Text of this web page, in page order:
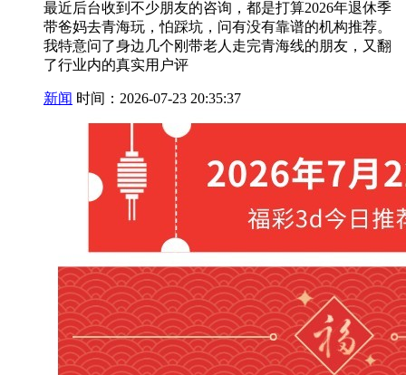
最近后台收到不少朋友的咨询，都是打算2026年退休季
带爸妈去青海玩，怕踩坑，问有没有靠谱的机构推荐。
我特意问了身边几个刚带老人走完青海线的朋友，又翻
了行业内的真实用户评
新闻 时间：2026-07-23 20:35:37